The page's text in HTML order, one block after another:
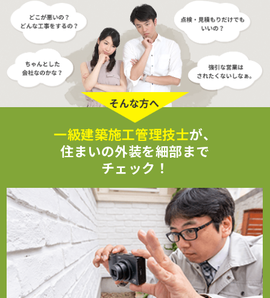
一級建築施工管理技士が、
住まいの外装を細部まで
チェック！